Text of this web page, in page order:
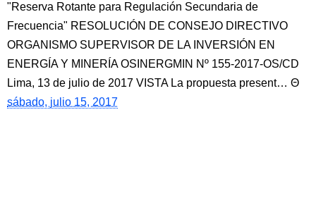
"Reserva Rotante para Regulación Secundaria de
Frecuencia" RESOLUCIÓN DE CONSEJO DIRECTIVO
ORGANISMO SUPERVISOR DE LA INVERSIÓN EN
ENERGÍA Y MINERÍA OSINERGMIN Nº 155-2017-OS/CD
Lima, 13 de julio de 2017 VISTA La propuesta present…
sábado, julio 15, 2017